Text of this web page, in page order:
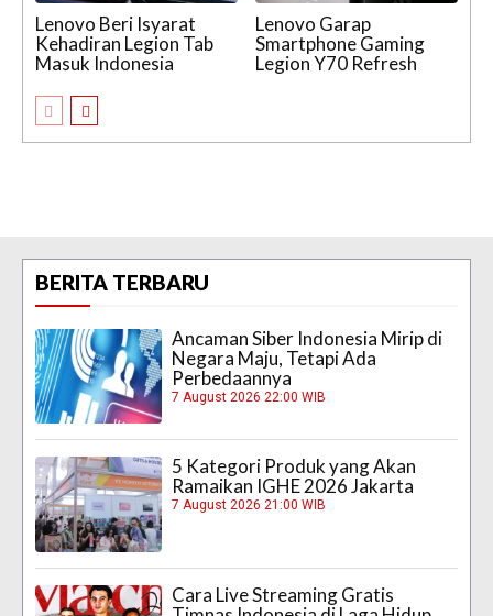
Lenovo Beri Isyarat
Kehadiran Legion Tab
Masuk Indonesia
Lenovo Garap
Smartphone Gaming
Legion Y70 Refresh
BERITA TERBARU
Ancaman Siber Indonesia Mirip di
Negara Maju, Tetapi Ada
Perbedaannya
7 August 2026 22:00 WIB
5 Kategori Produk yang Akan
Ramaikan IGHE 2026 Jakarta
7 August 2026 21:00 WIB
Cara Live Streaming Gratis